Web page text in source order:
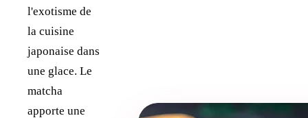
l'exotisme de
la cuisine
japonaise dans
une glace. Le
matcha
apporte une